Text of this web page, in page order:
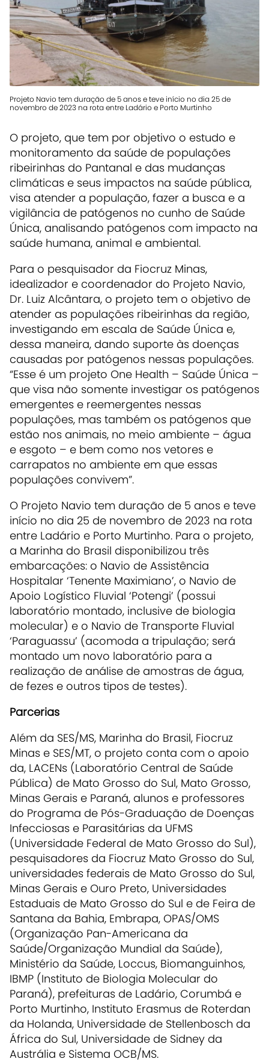
Projeto Navio tem duração de 5 anos e teve início no dia 25 de
novembro de 2023 na rota entre Ladário e Porto Murtinho
O projeto, que tem por objetivo o estudo e
monitoramento da saúde de populações
ribeirinhas do Pantanal e das mudanças
climáticas e seus impactos na saúde pública,
visa atender a população, fazer a busca e a
vigilância de patógenos no cunho de Saúde
Única, analisando patógenos com impacto na
saúde humana, animal e ambiental.
Para o pesquisador da Fiocruz Minas,
idealizador e coordenador do Projeto Navio,
Dr. Luiz Alcântara, o projeto tem o objetivo de
atender as populações ribeirinhas da região,
investigando em escala de Saúde Única e,
dessa maneira, dando suporte às doenças
causadas por patógenos nessas populações.
“Esse é um projeto One Health – Saúde Única –
que visa não somente investigar os patógenos
emergentes e reemergentes nessas
populações, mas também os patógenos que
estão nos animais, no meio ambiente – água
e esgoto – e bem como nos vetores e
carrapatos no ambiente em que essas
populações convivem”.
O Projeto Navio tem duração de 5 anos e teve
início no dia 25 de novembro de 2023 na rota
entre Ladário e Porto Murtinho. Para o projeto,
a Marinha do Brasil disponibilizou três
embarcações: o Navio de Assistência
Hospitalar ‘Tenente Maximiano’, o Navio de
Apoio Logístico Fluvial ‘Potengi’ (possui
laboratório montado, inclusive de biologia
molecular) e o Navio de Transporte Fluvial
‘Paraguassu’ (acomoda a tripulação; será
montado um novo laboratório para a
realização de análise de amostras de água,
de fezes e outros tipos de testes).
Parcerias
Além da SES/MS, Marinha do Brasil, Fiocruz
Minas e SES/MT, o projeto conta com o apoio
da, LACENs (Laboratório Central de Saúde
Pública) de Mato Grosso do Sul, Mato Grosso,
Minas Gerais e Paraná, alunos e professores
do Programa de Pós-Graduação de Doenças
Infecciosas e Parasitárias da UFMS
(Universidade Federal de Mato Grosso do Sul),
pesquisadores da Fiocruz Mato Grosso do Sul,
universidades federais de Mato Grosso do Sul,
Minas Gerais e Ouro Preto, Universidades
Estaduais de Mato Grosso do Sul e de Feira de
Santana da Bahia, Embrapa, OPAS/OMS
(Organização Pan-Americana da
Saúde/Organização Mundial da Saúde),
Ministério da Saúde, Loccus, Biomanguinhos,
IBMP (Instituto de Biologia Molecular do
Paraná), prefeituras de Ladário, Corumbá e
Porto Murtinho, Instituto Erasmus de Roterdan
da Holanda, Universidade de Stellenbosch da
África do Sul, Universidade de Sidney da
Austrália e Sistema OCB/MS.